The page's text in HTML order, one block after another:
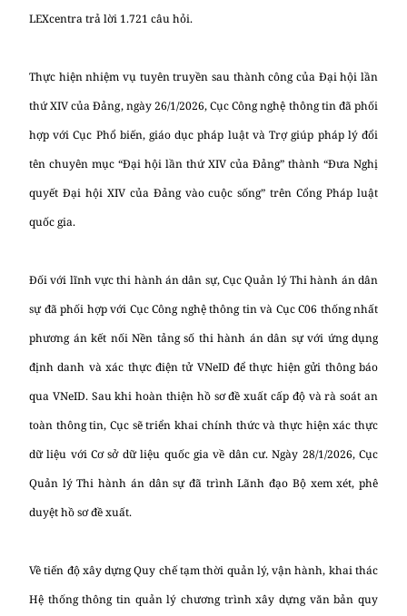
LEXcentra trả lời 1.721 câu hỏi.
Thực hiện nhiệm vụ tuyên truyền sau thành công của Đại hội lần
thứ XIV của Đảng, ngày 26/1/2026, Cục Công nghệ thông tin đã phối
hợp với Cục Phổ biến, giáo dục pháp luật và Trợ giúp pháp lý đổi
tên chuyên mục “Đại hội lần thứ XIV của Đảng” thành “Đưa Nghị
quyết Đại hội XIV của Đảng vào cuộc sống” trên Cổng Pháp luật
quốc gia.
Đối với lĩnh vực thi hành án dân sự, Cục Quản lý Thi hành án dân
sự đã phối hợp với Cục Công nghệ thông tin và Cục C06 thống nhất
phương án kết nối Nền tảng số thi hành án dân sự với ứng dụng
định danh và xác thực điện tử VNeID để thực hiện gửi thông báo
qua VNeID. Sau khi hoàn thiện hồ sơ đề xuất cấp độ và rà soát an
toàn thông tin, Cục sẽ triển khai chính thức và thực hiện xác thực
dữ liệu với Cơ sở dữ liệu quốc gia về dân cư. Ngày 28/1/2026, Cục
Quản lý Thi hành án dân sự đã trình Lãnh đạo Bộ xem xét, phê
duyệt hồ sơ đề xuất.
Về tiến độ xây dựng Quy chế tạm thời quản lý, vận hành, khai thác
Hệ thống thông tin quản lý chương trình xây dựng văn bản quy